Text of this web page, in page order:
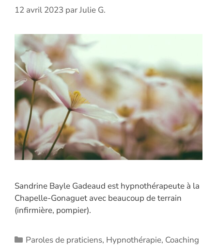
12 avril 2023 parJulie G.
Sandrine Bayle Gadeaud est hypnothérapeute à la
Chapelle-Gonaguet avec beaucoup de terrain
(infirmière, pompier).
Catégories
Paroles de praticiens, Hypnothérapie, Coaching